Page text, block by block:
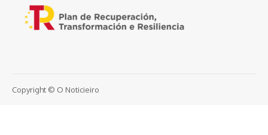
Copyright © O Noticieiro